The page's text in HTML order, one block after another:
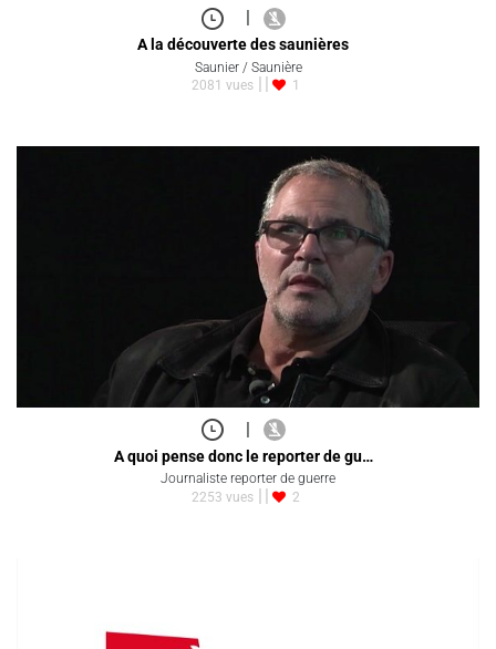
|
A la découverte des saunières
Saunier / Saunière
2081 vues
1
|
A quoi pense donc le reporter de gu…
Journaliste reporter de guerre
2253 vues
2